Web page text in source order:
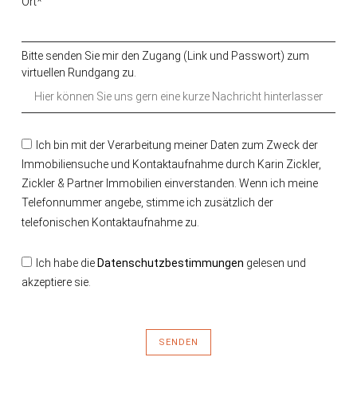
Bitte senden Sie mir den Zugang (Link und Passwort) zum
virtuellen Rundgang zu.
Ich bin mit der Verarbeitung meiner Daten zum Zweck der
Immobiliensuche und Kontaktaufnahme durch Karin Zickler,
Zickler & Partner Immobilien einverstanden. Wenn ich meine
Telefonnummer angebe, stimme ich zusätzlich der
telefonischen Kontaktaufnahme zu.
Ich habe die Datenschutzbestimmungen gelesen und
akzeptiere sie.
SENDEN